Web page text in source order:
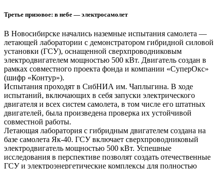
Третье призовое: в небе — электросамолет
В Новосибирске начались наземные испытания самолета —
летающей лаборатории с демонстратором гибридной силовой
установки (ГСУ), оснащенной сверхпроводниковым
электродвигателем мощностью 500 кВт. Двигатель создан в
рамках совместного проекта фонда и компании «СуперОкс»
(шифр «Контур»).
Испытания проходят в СибНИА им. Чаплыгина. В ходе
испытаний, включающих в себя запуски электрического
двигателя и всех систем самолета, в том числе его штатных
двигателей, была произведена проверка их устойчивой
совместной работы.
Летающая лаборатория с гибридным двигателем создана на
базе самолета Як-40. ГСУ включает сверхпроводниковый
электродвигатель мощностью 500 кВт. Успешные
исследования в перспективе позволят создать отечественные
ГСУ и электроэнергетические комплексы для полностью